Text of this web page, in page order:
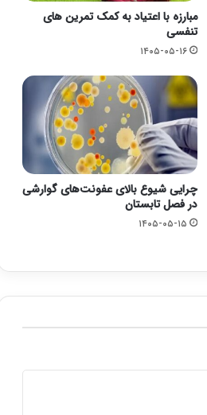
مبارزه با اعتیاد به کمک تمرین های
تنفسی
۱۴۰۵-۰۵-۱۶
چرایی شیوع بالای عفونت‌های گوارشی
در فصل تابستان
۱۴۰۵-۰۵-۱۵